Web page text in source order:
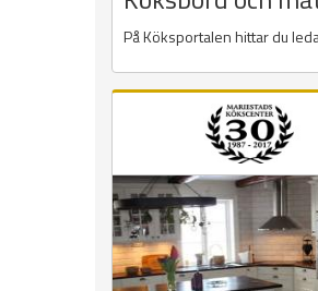
På Köksportalen hittar du